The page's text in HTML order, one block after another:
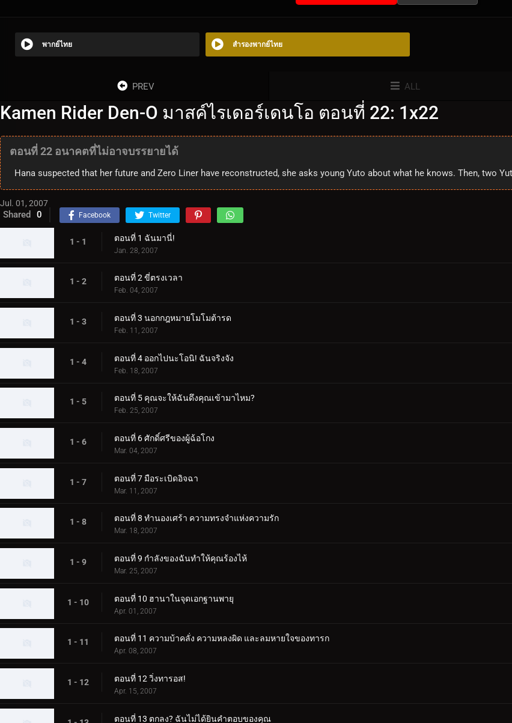
พากย์ไทย สำรองพากย์ไทย
PREV ALL
Kamen Rider Den-O มาสค์ไรเดอร์เดนโอ ตอนที่ 22: 1x22
ตอนที่ 22 อนาคตที่ไม่อาจบรรยายได้
Hana suspected that her future and Zero Liner have reconstructed, she asks young Yuto about what he knows. Then, two
Jul. 01, 2007
Shared 0 Facebook Twitter
1 - 1 ตอนที่ 1 ฉันมานี่!
Jan. 28, 2007
1 - 2 ตอนที่ 2 ขี่ตรงเวลา
Feb. 04, 2007
1 - 3 ตอนที่ 3 นอกกฎหมายโมโมต้ารด
Feb. 11, 2007
1 - 4 ตอนที่ 4 ออกไปนะโอนิ! ฉันจริงจัง
Feb. 18, 2007
1 - 5 ตอนที่ 5 คุณจะให้ฉันดึงคุณเข้ามาไหม?
Feb. 25, 2007
1 - 6 ตอนที่ 6 ศักดิ์ศรีของผู้ฉ้อโกง
Mar. 04, 2007
1 - 7 ตอนที่ 7 มือระเบิดอิจฉา
Mar. 11, 2007
1 - 8 ตอนที่ 8 ทำนองเศร้า ความทรงจำแห่งความรัก
Mar. 18, 2007
1 - 9 ตอนที่ 9 กำลังของฉันทำให้คุณร้องไห้
Mar. 25, 2007
1 - 10 ตอนที่ 10 ฮานาในจุดเอกฐานพายุ
Apr. 01, 2007
1 - 11 ตอนที่ 11 ความบ้าคลั่ง ความหลงผิด และลมหายใจของทารก
Apr. 08, 2007
1 - 12 ตอนที่ 12 วิ่งทารอส!
Apr. 15, 2007
ตอนที่ 13 ตกลง? ฉันไม่ได้ยินคำตอบของคุณ